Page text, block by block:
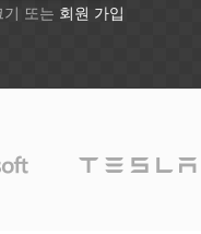
또는 회원 가입